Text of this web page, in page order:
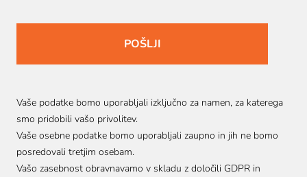
Vaše podatke bomo uporabljali izključno za namen, za katerega
smo pridobili vašo privolitev.
Vaše osebne podatke bomo uporabljali zaupno in jih ne bomo
posredovali tretjim osebam.
Vašo zasebnost obravnavamo v skladu z določili GDPR in